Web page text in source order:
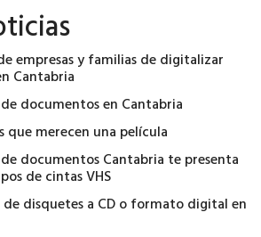
empresas y familias de digitalizar
Cantabria
documentos en Cantabria
que merecen una película
documentos Cantabria te presenta
de cintas VHS
de disquetes a CD o formato digital en